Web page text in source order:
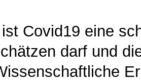
Covid19 eine
darf und